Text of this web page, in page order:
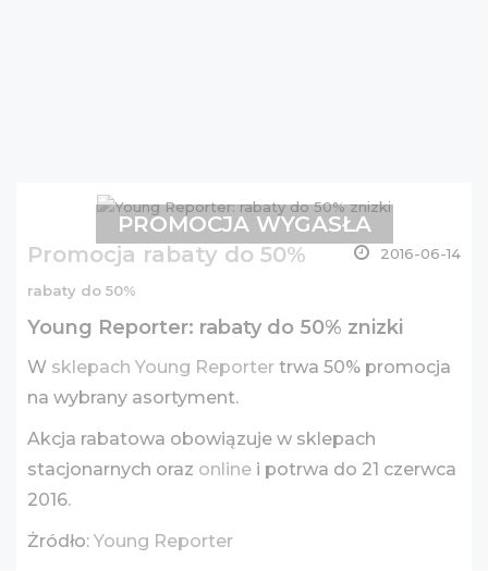
Promocja rabaty do 50% 2016-06-14
rabaty do 50%
Young Reporter: rabaty do 50% znizki
W sklepach Young Reporter trwa 50% promocja
na wybrany asortyment.
Akcja rabatowa obowiązuje w sklepach
stacjonarnych oraz online i potrwa do 21 czerwca
2016.
Żródło: Young Reporter
PROMOCJA WYGASŁA